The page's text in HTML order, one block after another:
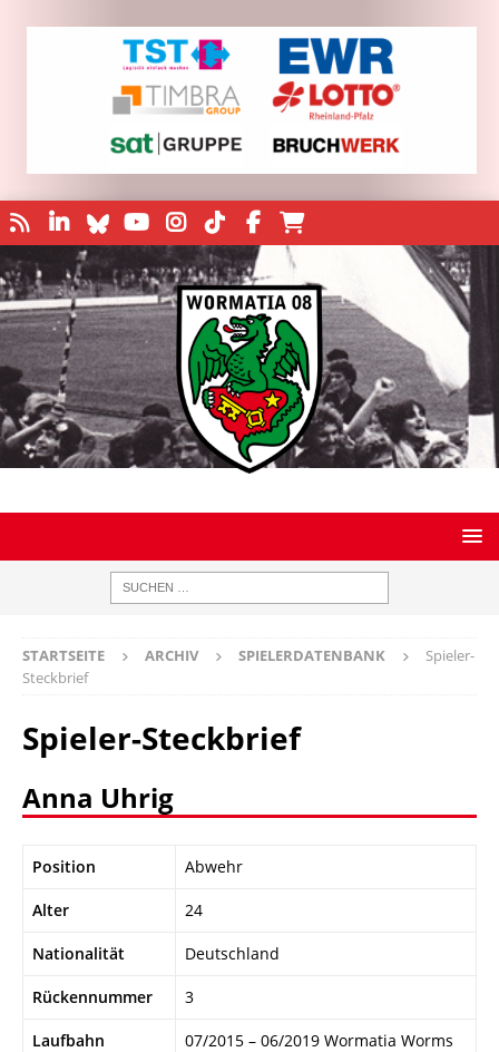
STARTSEITE ARCHIV SPIELERDATENBANK
Spieler-
Steckbrief
Spieler-Steckbrief
Anna Uhrig
Position Abwehr
Alter 24
Nationalität Deutschland
Rückennummer 3
Laufbahn
07/2015 – 06/2019 Wormatia Worms